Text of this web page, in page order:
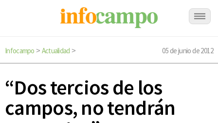
Infocampo > Actualidad > 05 de junio de 2012
“Dos tercios de los
campos, no tendrán